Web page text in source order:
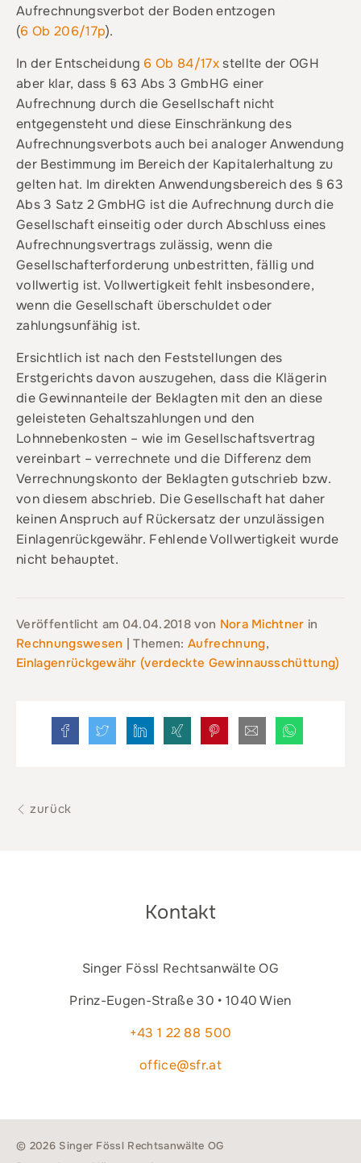
Aufrechnungsverbot der Boden entzogen
(6 Ob 206/17p).
In der Entscheidung 6 Ob 84/17xstellte der OGH
aber klar, dass § 63 Abs 3 GmbHG einer
Aufrechnung durch die Gesellschaft nicht
entgegensteht und diese Einschränkung des
Aufrechnungsverbots auch bei analoger Anwendung
der Bestimmung im Bereich der Kapitalerhaltung zu
gelten hat. Im direkten Anwendungsbereich des § 63
Abs 3 Satz 2 GmbHG ist die Aufrechnung durch die
Gesellschaft einseitig oder durch Abschluss eines
Aufrechnungsvertrags zulässig, wenn die
Gesellschafterforderung unbestritten, fällig und
vollwertig ist. Vollwertigkeit fehlt insbesondere,
wenn die Gesellschaft überschuldet oder
zahlungsunfähig ist.
Ersichtlich ist nach den Feststellungen des
Erstgerichts davon auszugehen, dass die Klägerin
die Gewinnanteile der Beklagten mit den an diese
geleisteten Gehaltszahlungen und den
Lohnnebenkosten – wie im Gesellschaftsvertrag
vereinbart – verrechnete und die Differenz dem
Verrechnungskonto der Beklagten gutschrieb bzw.
von diesem abschrieb. Die Gesellschaft hat daher
keinen Anspruch auf Rückersatz der unzulässigen
Einlagenrückgewähr. Fehlende Vollwertigkeit wurde
nicht behauptet.
Veröffentlicht am 04.04.2018von Nora Michtner in
Rechnungswesen | Themen:Aufrechnung,
Einlagenrückgewähr (verdeckte Gewinnausschüttung)
zurück
Kontakt
Singer Fössl Rechtsanwälte OG
Prinz-Eugen-Straße 30 • 1040 Wien
+43 1 22 88 500
office@sfr.at
© 2026 Singer Fössl Rechtsanwälte OG